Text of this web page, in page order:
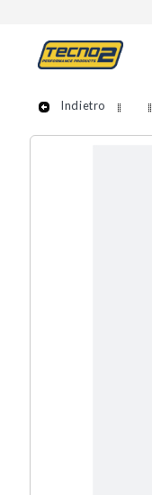
Indietro